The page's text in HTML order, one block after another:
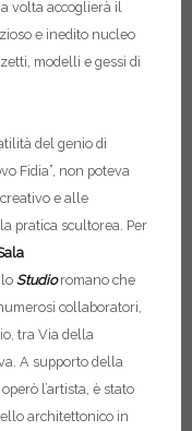
volta accoglierà il
e inedito nucleo
modelli e gessi di
del genio di
Fidia”, non poteva
e alle
pratica scultorea. Per
Studioromano che
collaboratori,
tra Via della
A supporto della
l’artista, è stato
architettonico in